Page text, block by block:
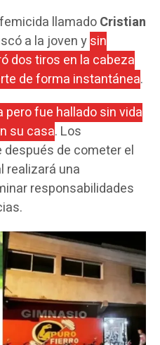
llamadoCristian
a la joven ysin
dos tiros en la cabeza
de forma instantánea.
pero fue hallado sin vida
su casa. Los
de cometer el
realizará una
responsabilidades